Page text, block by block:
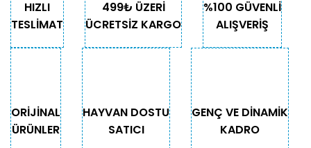
HIZLI
TESLİMAT
499₺ ÜZERİ
ÜCRETSİZ KARGO
%100 GÜVENLİ
ALIŞVERİŞ
ORİJİNAL
ÜRÜNLER
HAYVAN DOSTU
SATICI
GENÇ VE DİNAMİK
KADRO